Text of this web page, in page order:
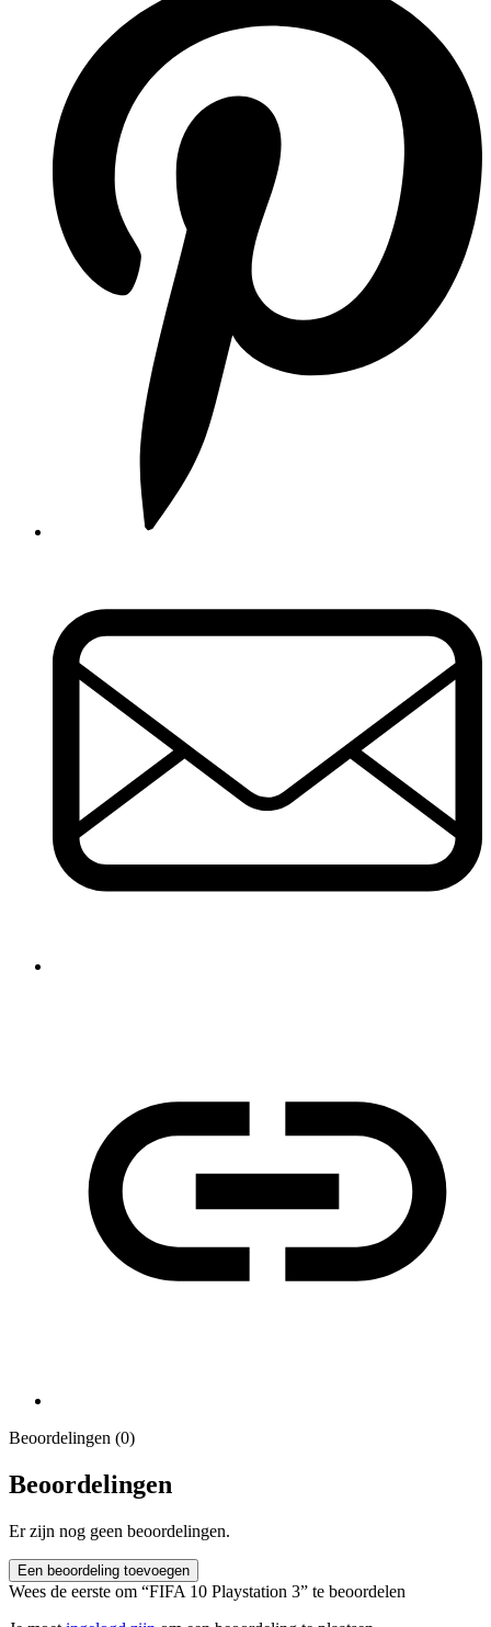
Beoordelingen (0)
Beoordelingen
Er zijn nog geen beoordelingen.
Een beoordeling toevoegen
Wees de eerste om “FIFA 10 Playstation 3” te beoordelen